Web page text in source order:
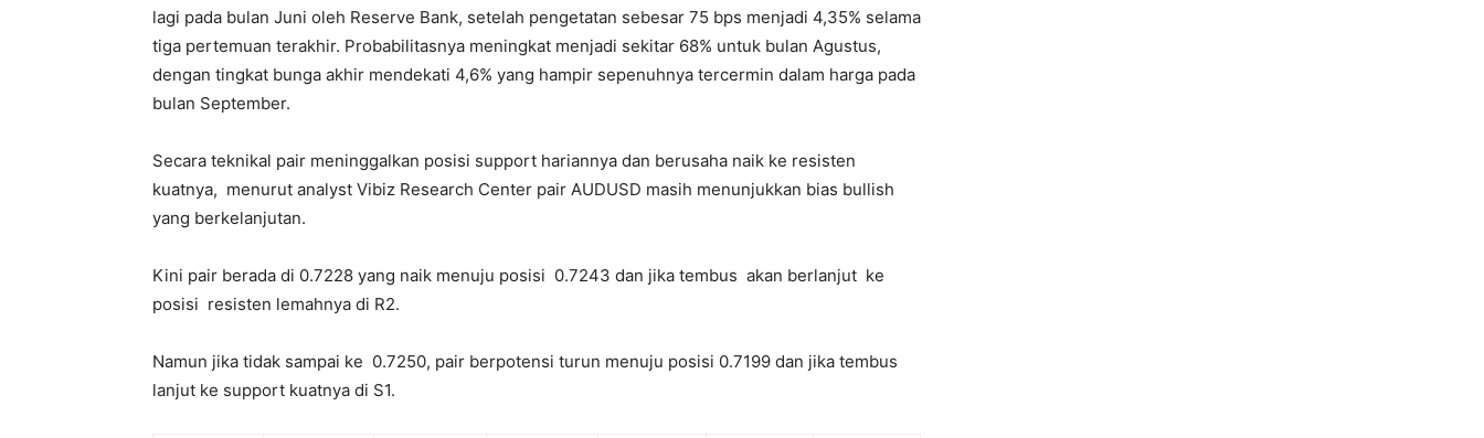
lagi pada bulan Juni oleh Reserve Bank, setelah pengetatan sebesar 75 bps menjadi 4,35% selama
tiga pertemuan terakhir. Probabilitasnya meningkat menjadi sekitar 68% untuk bulan Agustus,
dengan tingkat bunga akhir mendekati 4,6% yang hampir sepenuhnya tercermin dalam harga pada
bulan September.
Secara teknikal pair meninggalkan posisi support hariannya dan berusaha naik ke resisten
kuatnya, menurut analyst Vibiz Research Center pair AUDUSD masih menunjukkan bias bullish
yang berkelanjutan.
Kini pair berada di 0.7228 yang naik menuju posisi 0.7243 dan jika tembus akan berlanjut ke
posisi resisten lemahnya di R2.
Namun jika tidak sampai ke 0.7250, pair berpotensi turun menuju posisi 0.7199 dan jika tembus
lanjut ke support kuatnya di S1.